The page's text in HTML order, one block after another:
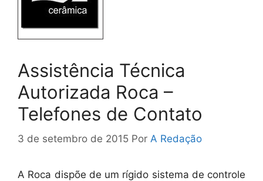
Assistência Técnica
Autorizada Roca –
Telefones de Contato
3 de setembro de 2015 Por A Redação
A Roca dispõe de um rígido sistema de controle